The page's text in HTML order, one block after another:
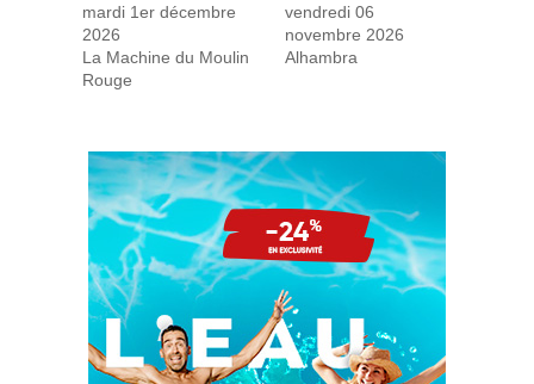
mardi 1er décembre
2026
La Machine du Moulin
Rouge
vendredi 06
novembre 2026
Alhambra